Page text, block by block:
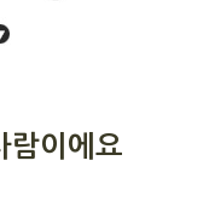
람이에요